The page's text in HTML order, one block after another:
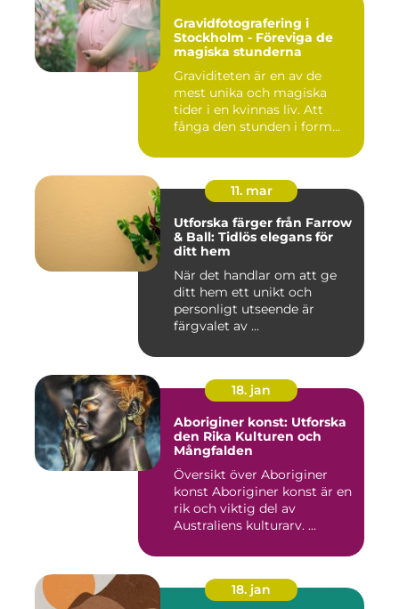
Gravidfotografering i
Stockholm - Föreviga de
magiska stunderna
Graviditeten är en av de
mest unika och magiska
tider i en kvinnas liv. Att
fånga den stunden i form...
11. mar
Utforska färger från Farrow
& Ball: Tidlös elegans för
ditt hem
När det handlar om att ge
ditt hem ett unikt och
personligt utseende är
färgvalet av ...
18. jan
Aboriginer konst: Utforska
den Rika Kulturen och
Mångfalden
Översikt över Aboriginer
konst Aboriginer konst är en
rik och viktig del av
Australiens kulturarv. ...
18. jan